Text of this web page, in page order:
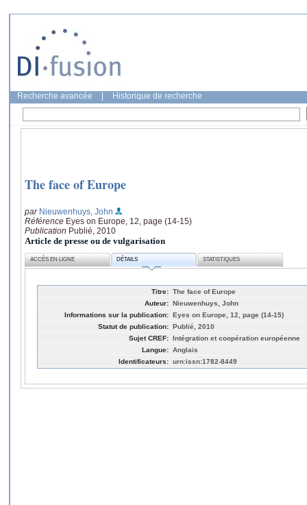
Recherche avancée Historique de recherche
The face of Europe
par Nieuwenhuys, John
Référence Eyes on Europe, 12, page (14-15)
Publication Publié, 2010
Article de presse ou de vulgarisation
ACCÈS EN LIGNE DÉTAILS STATISTIQUES
Titre: The face of Europe
Auteur: Nieuwenhuys, John
Informations sur la publication: Eyes on Europe, 12, page (14-15)
Statut de publication: Publié, 2010
Sujet CREF: Intégration et coopération européenne
Langue: Anglais
Identificateurs: urn:issn:1782-8449